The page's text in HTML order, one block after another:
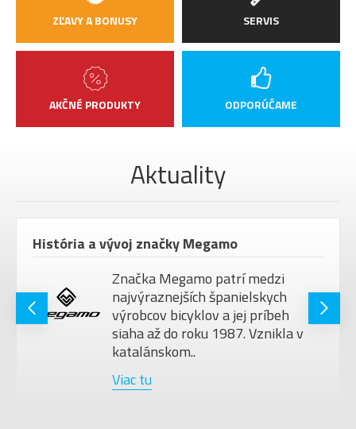
ZĽAVY A BONUSY
AKČNÉ PRODUKTY
SERVIS
ODPORÚČAME
Aktuality
História a vývoj značky Megamo
Značka Megamo patrí medzi
najvýraznejších španielskych
výrobcov bicyklov a jej príbeh
siaha až do roku 1987. Vznikla v
katalánskom..
Viac tu